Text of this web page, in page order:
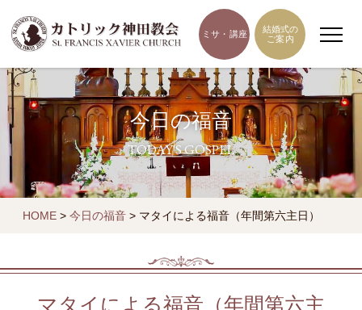
ミサ・講座
結婚式の
ご案内
今日の福音
TODAY'S GOSPEL
HOME > 今日の福音 > マタイによる福音（年間第六主日）
マタイによる福音（年間第六主